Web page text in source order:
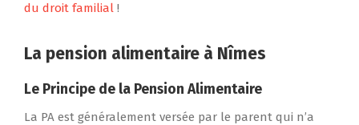
du droit familial !
La pension alimentaire à Nîmes
Le Principe de la Pension Alimentaire
La PA est généralement versée par le parent qui n’a